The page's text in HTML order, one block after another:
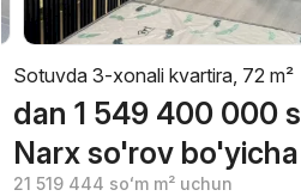
Sotuvda 3-xonali kvartira, 72 m²
dan 1 549 400 000
Narx so'rov bo'yicha
21 519 444 soʻmm² uchun